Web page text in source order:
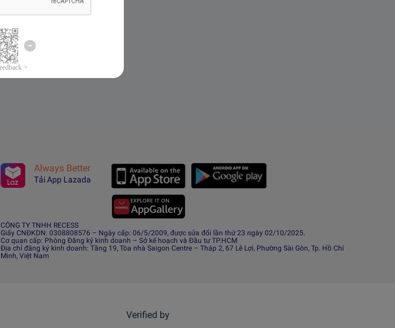
Always Better
Tải App Lazada
CÔNG TY TNHH RECESS
Giấy CNĐKDN: 0308808576 – Ngày cấp: 06/5/2009, được sửa đổi lần thứ 23 ngày 02/10/2025.
Cơ quan cấp: Phòng Đăng ký kinh doanh – Sở kế hoạch và Đầu tư TP.HCM
Địa chỉ đăng ký kinh doanh: Tầng 19, Tòa nhà Saigon Centre – Tháp 2, 67 Lê Lợi, Phường Sài Gòn, Tp. Hồ Chí
Minh, Việt Nam
Verified by